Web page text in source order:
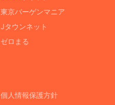
東京バーゲンマニア
Jタウンネット
ゼロまる
個人情報保護方針